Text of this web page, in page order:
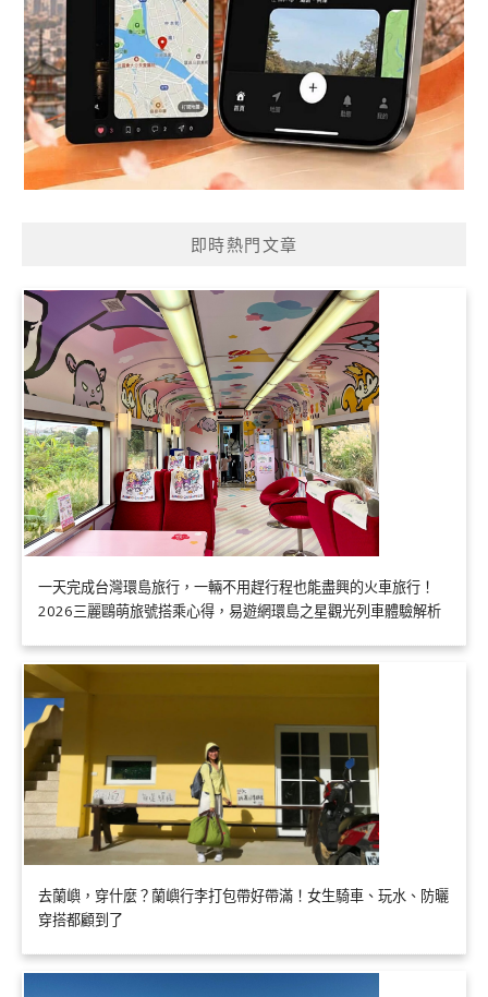
即時熱門文章
一天完成台灣環島旅行，一輛不用趕行程也能盡興的火車旅行！
2026三麗鷗萌旅號搭乘心得，易遊網環島之星觀光列車體驗解析
去蘭嶼，穿什麼？蘭嶼行李打包帶好帶滿！女生騎車、玩水、防曬
穿搭都顧到了